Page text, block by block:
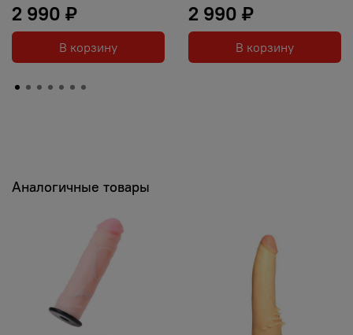
2 990 ₽
В корзину
2 990 ₽
В корзину
Аналогичные товары